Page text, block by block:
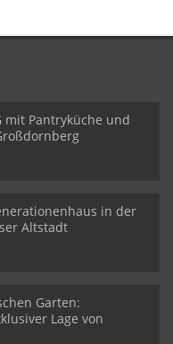
mit Pantryküche und
in der
Altstadt
Garten:
Lage von